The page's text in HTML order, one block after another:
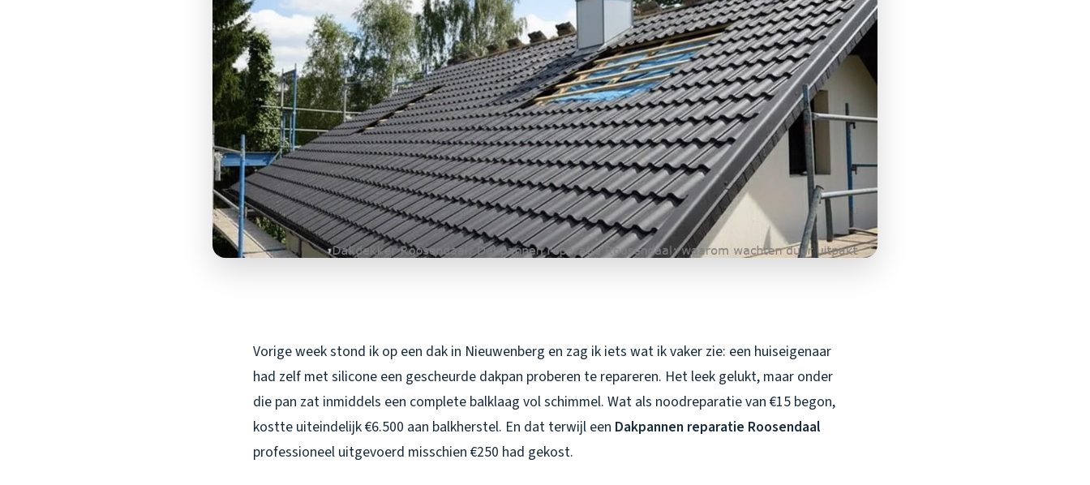
Vorige week stond ik op een dak in Nieuwenberg en zag ik iets wat ik vaker zie: een huiseigenaar
had zelf met silicone een gescheurde dakpan proberen te repareren. Het leek gelukt, maar onder
die pan zat inmiddels een complete balklaag vol schimmel. Wat als noodreparatie van €15 begon,
kostte uiteindelijk €6.500 aan balkherstel. En dat terwijl een Dakpannen reparatie Roosendaal
professioneel uitgevoerd misschien €250 had gekost.